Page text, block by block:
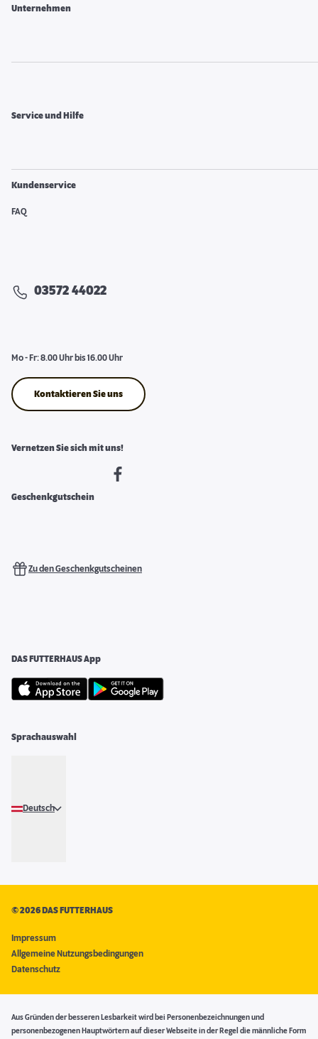
Unternehmen
Service und Hilfe
Kundenservice
FAQ
03572 44022
Mo - Fr: 8.00 Uhr bis 16.00 Uhr
Kontaktieren Sie uns
Vernetzen Sie sich mit uns!
Geschenkgutschein
Zu den Geschenkgutscheinen
DAS FUTTERHAUS App
Sprachauswahl
Deutsch
©2026 DAS FUTTERHAUS
Impressum
Allgemeine Nutzungsbedingungen
Datenschutz
Aus Gründen der besseren Lesbarkeit wird bei Personenbezeichnungen und
personenbezogenen Hauptwörtern auf dieser Webseite in der Regel die männliche Form